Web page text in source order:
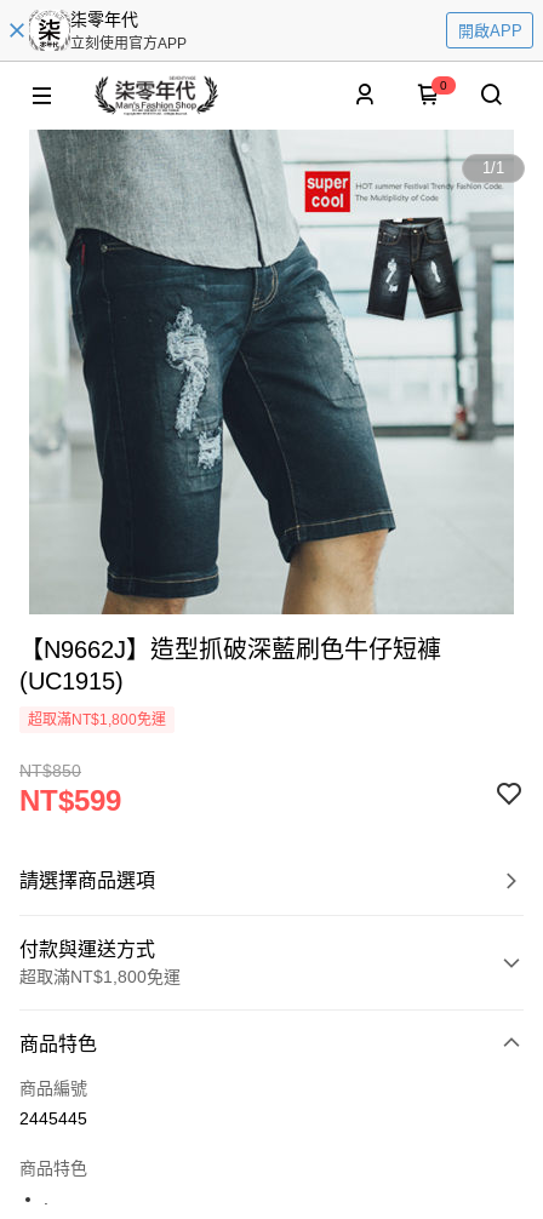
柒零年代
立刻使用官方APP
開啟APP
0
1/1
【N9662J】造型抓破深藍刷色牛仔短褲
(UC1915)
超取滿NT$1,800免運
NT$850
NT$599
請選擇商品選項
付款與運送方式
超取滿NT$1,800免運
信用卡一次付款
超商取貨付款
商品特色
商品編號
2445445
商品特色